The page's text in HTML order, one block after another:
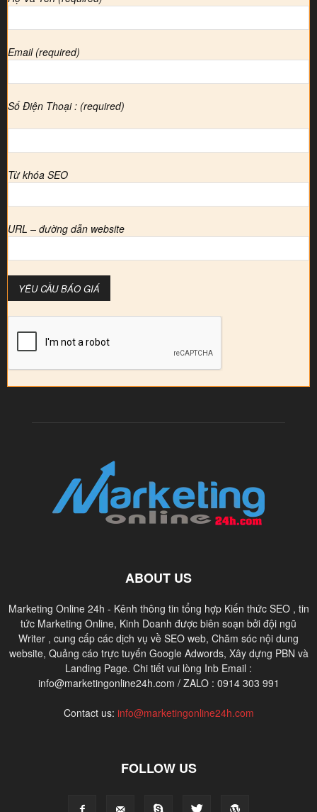
Email (required)
Số Điện Thoại : (required)
Từ khóa SEO
URL – đường dẫn website
ABOUT US
Marketing Online 24h - Kênh thông tin tổng hợp Kiến thức SEO , tin
tức Marketing Online, Kinh Doanh được biên soạn bởi đội ngũ
Writer , cung cấp các dịch vụ về SEO web, Chăm sóc nội dung
website, Quảng cáo trực tuyến Google Adwords, Xây dựng PBN và
Landing Page. Chi tiết vui lòng Inb Email :
info@marketingonline24h.com / ZALO : 0914 303 991
Contact us: info@marketingonline24h.com
FOLLOW US